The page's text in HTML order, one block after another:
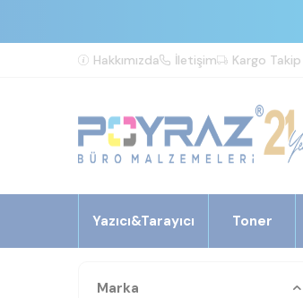
Hakkımızda İletişim Kargo Takip
Yazıcı&Tarayıcı Toner
Marka